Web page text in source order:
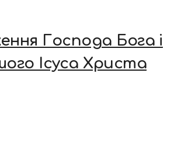
Господа Бога і
Ісуса Христа